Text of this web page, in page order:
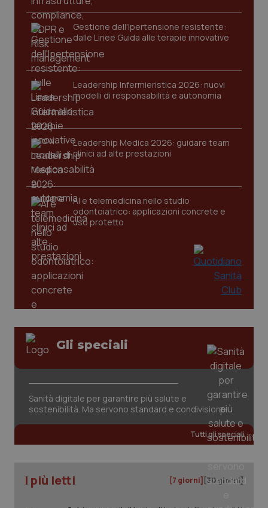
Gestione dell'Ipertensione resistente:
dalle Linee Guida alle terapie innovative
Leadership Infermieristica 2026: nuovi
modelli di responsabilità e autonomia
Leadership Medica 2026: guidare team
clinici ad alte prestazioni
AI e telemedicina nello studio
odontoiatrico: applicazioni concrete e
uso protetto
Gli speciali
Sanità digitale per garantire più salute e
sostenibilità. Ma servono standard e condivisione
Tutti gli speciali
I più letti [7 giorni] [30 giorni]
funzionare correttamente senza questi cookie.
Nome
Fornitore/Dominio
VISITOR_PRIVACY_METADATA
YouTube
www.quotidianosanita.it
tracking-sites-ironfish-
tracking-enable
www.quotidianosanita.it